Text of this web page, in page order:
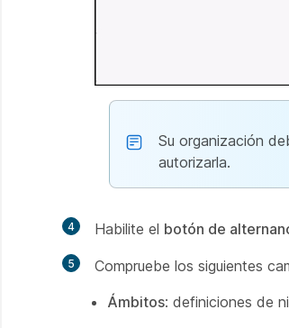
Su organización
autorizarla.
4 Habilite el botón de
5
Compruebe los siguientes
Ámbitos: definiciones de